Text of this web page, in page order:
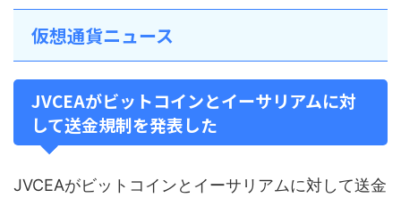
仮想通貨ニュース
JVCEAがビットコインとイーサリアムに対
して送金規制を発表した
JVCEAがビットコインとイーサリアムに対して送金